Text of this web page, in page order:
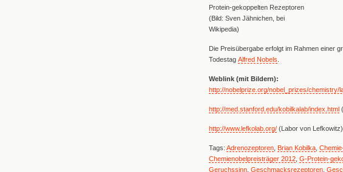
Protein-gekoppelten Rezeptoren
(Bild: Sven Jähnichen, bei
Wikipedia)
Die Preisübergabe erfolgt im Rahmen einer
Todestag Alfred Nobels
Weblink (mit Bildern):
http://nobelprize.org/nobel_prizes/chemistry/
http://med.stanford.edu/kobilkalab/index.html
http://www.lefkolab.org/(Labor von Lefkowitz)
Tags: Adrenozeptoren, Brian Kobilka,
Chemienobelpreisträger 2012, G-Protein-
Geruchssinn, Geschmacksrezeptoren,